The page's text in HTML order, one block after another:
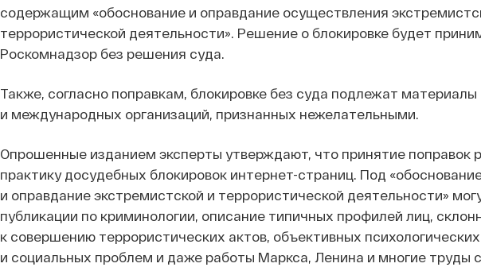
содержащим «обоснование и оправдание осуществления
террористической деятельности». Решение о блокировке будет
Роскомнадзор без решения суда.
Также, согласно поправкам, блокировке без суда подлежат
и международных организаций, признанных нежелательными.
Опрошенные изданием эксперты утверждают, что принятие поправок
практику досудебных блокировок интернет-страниц. Под
и оправдание экстремистской и террористической деятельности»
публикации по криминологии, описание типичных профилей лиц,
к совершению террористических актов, объективных психологических
и социальных проблем и даже работы Маркса, Ленина и многие труды